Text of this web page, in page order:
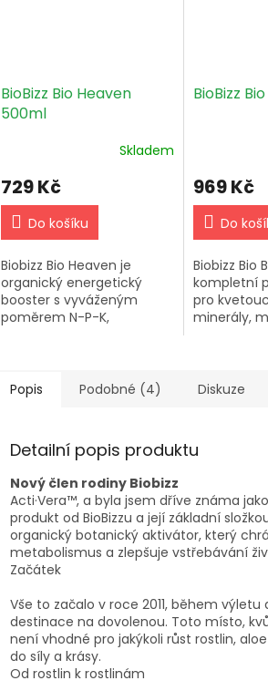
BioBizz Bio Heaven
500ml
Skladem
729 Kč
Do košíku
Biobizz Bio Heaven je
organický energetický
booster s vyváženým
poměrem N-P-K,
metabolismu rostlin.
Opravuje...
BioBizz
969 Kč
Do
Biobizz Bio
kompletní
pro
minerály,
Popis Podobné (4) Diskuze
Detailní popis produktu
Nový člen rodiny Biobizz
Acti·Vera™, a byla jsem dříve známa
produkt od BioBizzu a její základní
organický botanický aktivátor, který
metabolismus a zlepšuje vstřebávání
Začátek
Vše to začalo v roce 2011, během
destinace na dovolenou. Toto místo,
není vhodné pro jakýkoli růst rostlin,
do síly a krásy.
Od rostlin k rostlinám